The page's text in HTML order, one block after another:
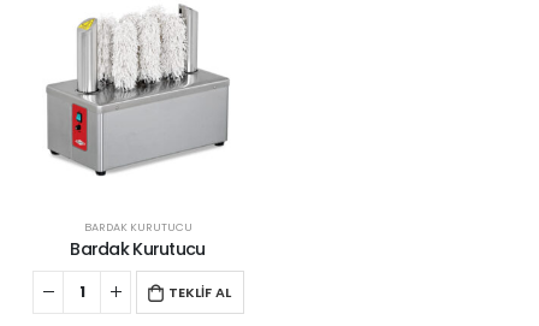
BARDAK KURUTUCU
Bardak Kurutucu
TEKLİF AL